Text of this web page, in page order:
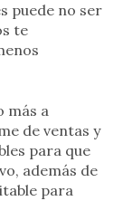
puede no ser
te
más a
de ventas y
para que
además de
para